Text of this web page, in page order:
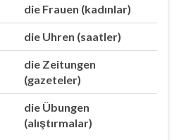
die Frauen (kadınlar)
die Uhren (saatler)
die Zeitungen
(gazeteler)
die Übungen
(alıştırmalar)